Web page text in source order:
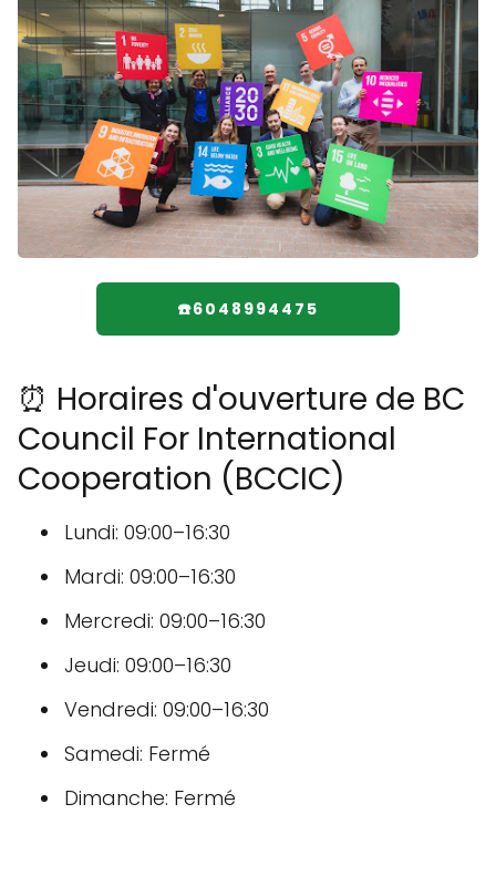
☎️6048994475
⏰ Horaires d'ouverture de BC
Council For International
Cooperation (BCCIC)
Lundi: 09:00–16:30
Mardi: 09:00–16:30
Mercredi: 09:00–16:30
Jeudi: 09:00–16:30
Vendredi: 09:00–16:30
Samedi: Fermé
Dimanche: Fermé